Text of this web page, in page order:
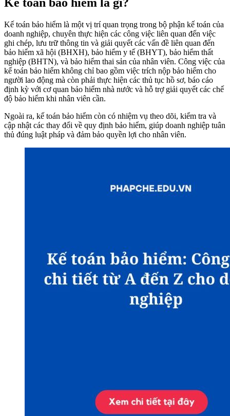
Kế toán bảo hiểm là một vị trí quan trọng trong bộ phận kế toán của
doanh nghiệp, chuyên thực hiện các công việc liên quan đến việc
ghi chép, lưu trữ thông tin và giải quyết các vấn đề liên quan đến
bảo hiểm xã hội (BHXH), bảo hiểm y tế (BHYT), bảo hiểm thất
nghiệp (BHTN), và bảo hiểm thai sản của nhân viên. Công việc của
kế toán bảo hiểm không chỉ bao gồm việc trích nộp bảo hiểm cho
người lao động mà còn phải thực hiện các thủ tục hồ sơ, báo cáo
định kỳ với cơ quan bảo hiểm nhà nước và hỗ trợ giải quyết các chế
độ bảo hiểm khi nhân viên cần.
Ngoài ra, kế toán bảo hiểm còn có nhiệm vụ theo dõi, kiểm tra và
cập nhật các thay đổi về quy định bảo hiểm, giúp doanh nghiệp tuân
thủ đúng luật pháp và đảm bảo quyền lợi cho nhân viên.